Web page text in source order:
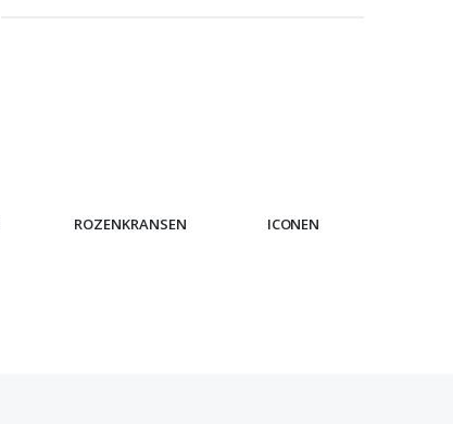
ROZENKRANSEN ICONEN